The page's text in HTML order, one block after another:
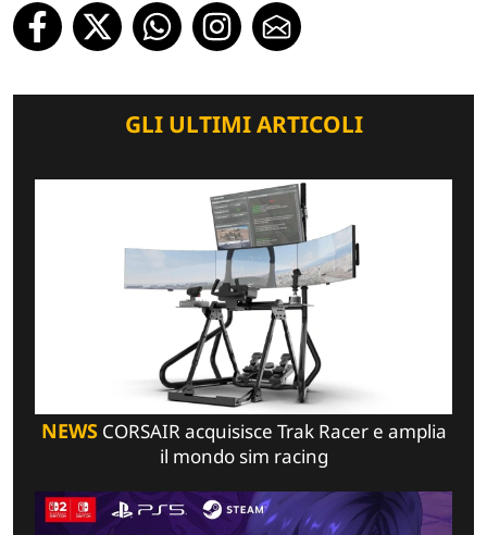
GLI ULTIMI ARTICOLI
NEWSCORSAIR acquisisce Trak Racer e amplia
il mondo sim racing